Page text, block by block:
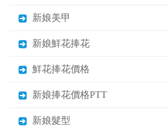
新娘美甲
新娘鮮花捧花
鮮花捧花價格
新娘捧花價格PTT
新娘髮型